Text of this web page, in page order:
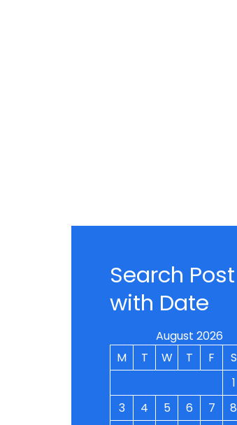
Search Post
with Date
August 2026
M
T W T F S
1
3
4 5 6 7 8